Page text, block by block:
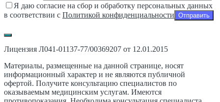
Я даю согласие на сбор и обработку персональных данных
в соответствии с Политикой конфиденциальности
Лицензия Л041-01137-77/00369207 от 12.01.2015
Материалы, размещенные на данной странице, носят
информационный характер и не являются публичной
офертой. Получите консультацию специалистов по
оказываемым медицинским услугам. Имеются